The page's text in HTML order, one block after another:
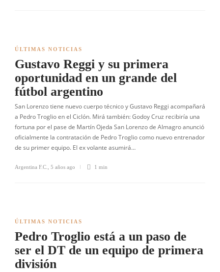
ÚLTIMAS NOTICIAS
Gustavo Reggi y su primera
oportunidad en un grande del
fútbol argentino
San Lorenzo tiene nuevo cuerpo técnico y Gustavo Reggi acompañará
a Pedro Troglio en el Ciclón. Mirá también: Godoy Cruz recibiría una
fortuna por el pase de Martín Ojeda San Lorenzo de Almagro anunció
oficialmente la contratación de Pedro Troglio como nuevo entrenador
de su primer equipo. El ex volante asumirá…
Argentina F.C. 5 años ago 1 min
ÚLTIMAS NOTICIAS
Pedro Troglio está a un paso de
ser el DT de un equipo de primera
división